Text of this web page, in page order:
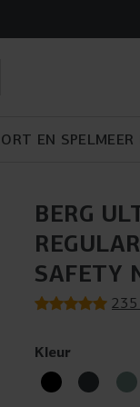
een
EN SPEL MEER
BERG
SAFETY
235
Kleur